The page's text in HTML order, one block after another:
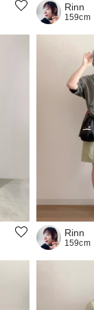
Rinn
159cm
Rinn
159cm